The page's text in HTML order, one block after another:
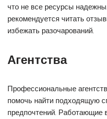
что не все ресурсы
рекомендуется читать
избежать разочарований.
Агентства
Профессиональные
помочь найти подходящую
предпочтений. Работающие